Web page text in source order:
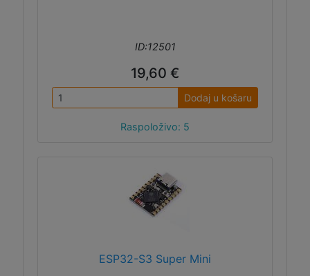
ID:12501
19,60 €
Dodaj u košaru
Raspoloživo: 5
ESP32-S3 Super Mini